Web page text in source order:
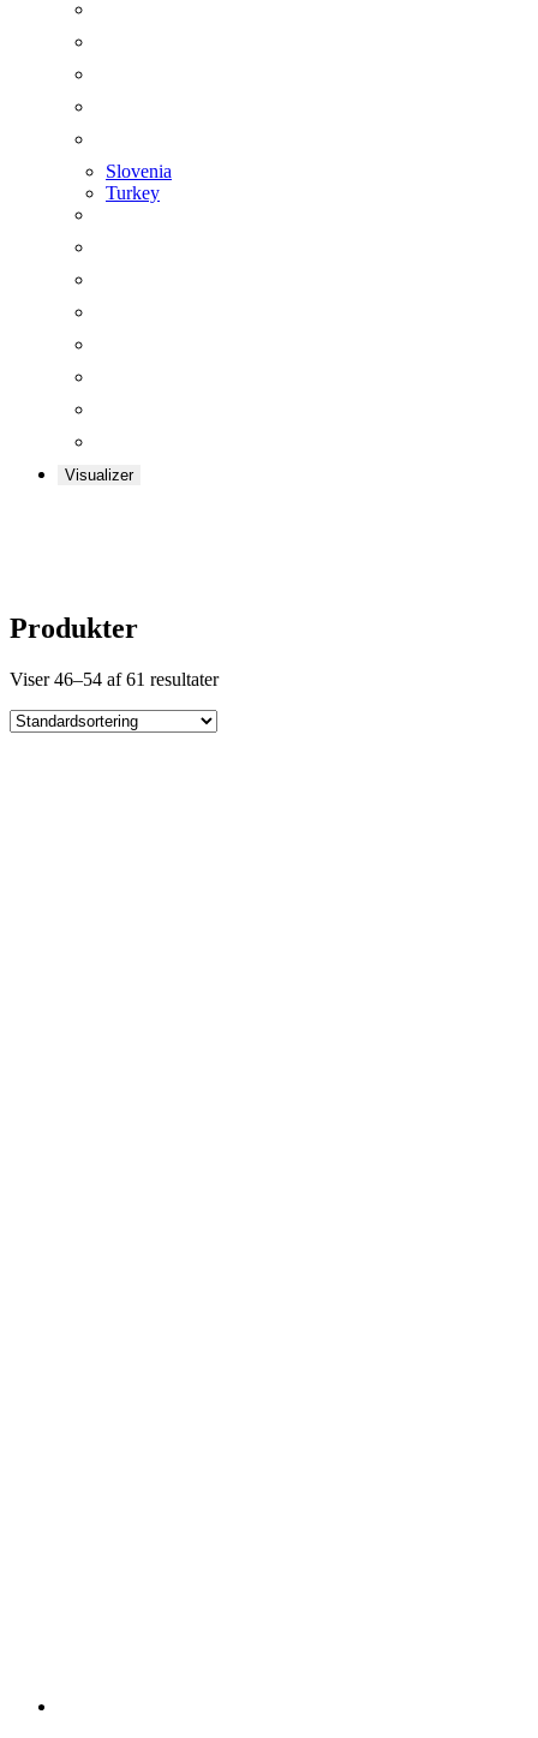
Slovenia
Turkey
Visualizer
Produkter
Viser 46–54 af 61 resultater